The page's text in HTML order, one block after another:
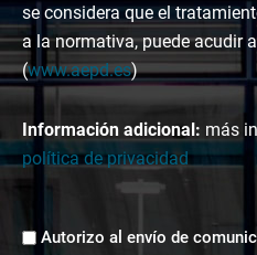
se considera que el
a la normativa, puede acudir
(www.aepd.es)
Información adicional: más
política de privacidad
Envíos
Autorizo al envío de